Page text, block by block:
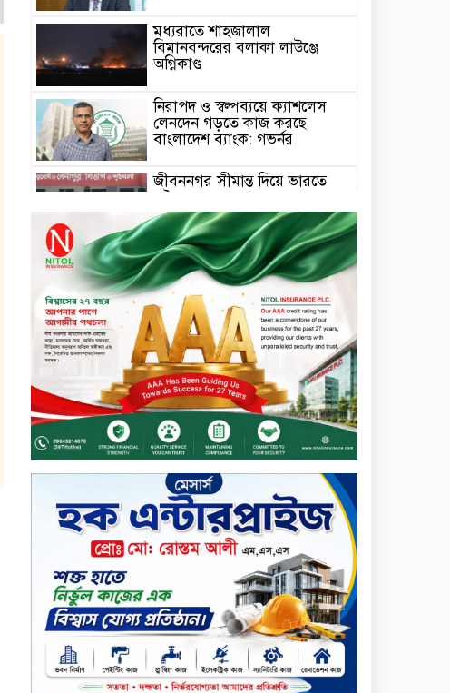
মধ্যরাতে শাহজালাল
বিমানবন্দরের বলাকা লাউঞ্জে
অগ্নিকাণ্ড
নিরাপদ ও স্বল্পব্যয়ে ক্যাশলেস
লেনদেন গড়তে কাজ করছে
বাংলাদেশ ব্যাংক: গভর্নর
জীবননগর সীমান্ত দিয়ে ভারতে
অবৈধ অনুপ্রবেশের সময় ৮
বাংলাদেশি নারী আটক
মাধবপুর গৃহবধূর ঝুলন্ত মরদেহ
উদ্ধার করছে পুলিশ
চ্যানেল আইয়ের ‘আমরাই
বাংলাদেশ’ টকশোতে সাইফুল
ইসলাম সোহেল ও চিত্রনায়ক ডিএ
তায়েব
টাঙ্গাইলে নিহত বাস মালিকদের
পরিবারকে অনুদান ও সম্মাননা
প্রদান
টাঙ্গাইলে ভাষা কর্মশালা ও পুরষ্কার
বিতরণ
সড়ক নিরাপত্তায় বিশেষ অবদান
রাখায় নিসচা বিশেষ সম্মাননা
পেলেন লায়ন গনি মিয়া বাবুল
মার্কেন্টাইল ব্যাংকের নির্বাহী
কমিটির চেয়ারম্যান হলেন
আনোয়ারুল হক